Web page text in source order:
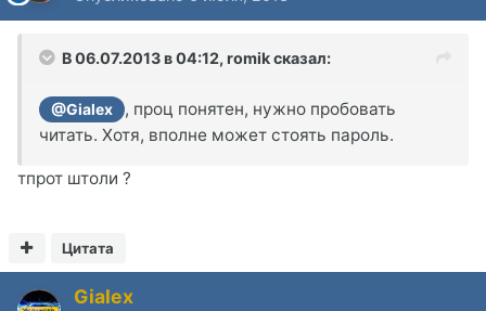
В 06.07.2013 в 04:12, romik сказал:
@Gialex
, проц понятен, нужно пробовать
читать. Хотя, вполне может стоять пароль.
тпрот штоли ?
Цитата
Gialex